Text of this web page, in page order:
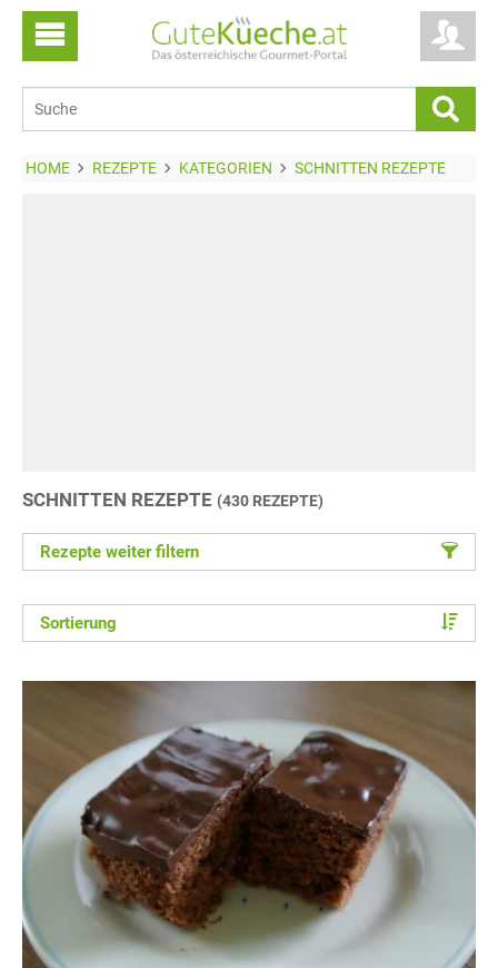
HOME REZEPTE KATEGORIEN SCHNITTEN REZEPTE
SCHNITTEN REZEPTE (430 REZEPTE)
Rezepte weiter filtern
Sortierung